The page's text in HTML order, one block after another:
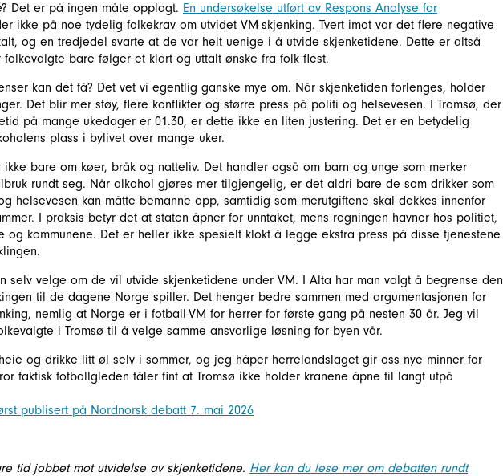
Det er på ingen måte opplagt. En undersøkelse utført av Respons Analyse for
ikke på noe tydelig folkekrav om utvidet VM-skjenking. Tvert imot var det flere negative
og en tredjedel svarte at de var helt uenige i å utvide skjenketidene. Dette er altså
folkevalgte bare følger et klart og uttalt ønske fra folk flest.
kan det få? Det vet vi egentlig ganske mye om. Når skjenketiden forlenges, holder
Det blir mer støy, flere konflikter og større press på politi og helsevesen. I Tromsø, der
på mange ukedager er 01.30, er dette ikke en liten justering. Det er en betydelig
plass i bylivet over mange uker.
bare om køer, bråk og natteliv. Det handler også om barn og unge som merker
rundt seg. Når alkohol gjøres mer tilgjengelig, er det aldri bare de som drikker som
helsevesen kan måtte bemanne opp, samtidig som merutgiftene skal dekkes innenfor
I praksis betyr det at staten åpner for unntaket, mens regningen havner hos politiet,
og kommunene. Det er heller ikke spesielt klokt å legge ekstra press på disse tjenestene
selv velge om de vil utvide skjenketidene under VM. I Alta har man valgt å begrense den
til de dagene Norge spiller. Det henger bedre sammen med argumentasjonen for
nemlig at Norge er i fotball-VM for herrer for første gang på nesten 30 år. Jeg vil
i Tromsø til å velge samme ansvarlige løsning for byen vår.
og drikke litt øl selv i sommer, og jeg håper herrelandslaget gir oss nye minner for
faktisk fotballgleden tåler fint at Tromsø ikke holder kranene åpne til langt utpå
publisert på Nordnorsk debatt 7. mai 2026
tid jobbet mot utvidelse av skjenketidene. Her kan du lese mer om debatten rundt